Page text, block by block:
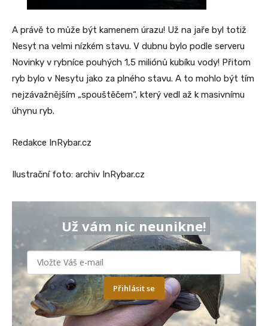
A právě to může být kamenem úrazu! Už na jaře byl totiž
Nesyt na velmi nízkém stavu. V dubnu bylo podle serveru
Novinky v rybníce pouhých 1,5 miliónů kubíku vody! Přitom
ryb bylo v Nesytu jako za plného stavu. A to mohlo být tím
nejzávažnějším „spouštěčem“, který vedl až k masivnímu
úhynu ryb.
Redakce InRybar.cz
Ilustrační foto: archiv InRybar.cz
Už vám nic neunikne!
Přihlásit se